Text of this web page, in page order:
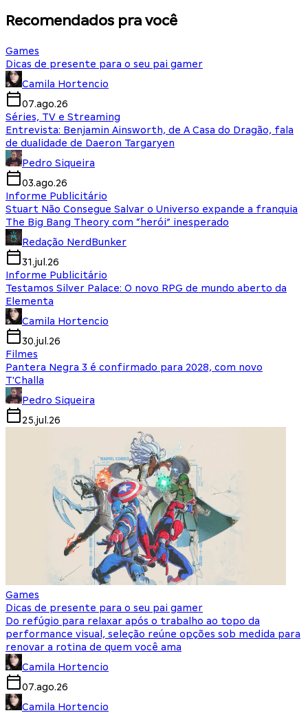
Recomendados pra você
Games
Dicas de presente para o seu pai gamer
Camila Hortencio
07.ago.26
Séries, TV e Streaming
Entrevista: Benjamin Ainsworth, de A Casa do Dragão, fala
de dualidade de Daeron Targaryen
Pedro Siqueira
03.ago.26
Informe Publicitário
Stuart Não Consegue Salvar o Universo expande a franquia
The Big Bang Theory com “herói” inesperado
Redação NerdBunker
31.jul.26
Informe Publicitário
Testamos Silver Palace: O novo RPG de mundo aberto da
Elementa
Camila Hortencio
30.jul.26
Filmes
Pantera Negra 3 é confirmado para 2028, com novo
T'Challa
Pedro Siqueira
25.jul.26
Games
Dicas de presente para o seu pai gamer
Do refúgio para relaxar após o trabalho ao topo da
performance visual, seleção reúne opções sob medida para
renovar a rotina de quem você ama
Camila Hortencio
07.ago.26
Camila Hortencio